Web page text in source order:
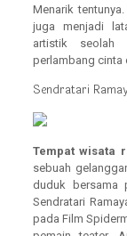
Menarik
juga menjadi
artistik seolah
perlambang cinta
Sendratari
Tempat wisata
sebuah
duduk bersama
Sendratari
pada Film